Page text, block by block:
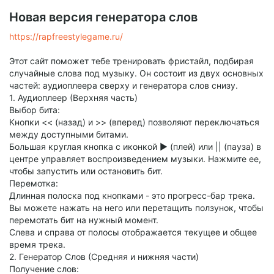
Новая версия генератора слов
https://rapfreestylegame.ru/
Этот сайт поможет тебе тренировать фристайл, подбирая
случайные слова под музыку. Он состоит из двух основных
частей: аудиоплеера сверху и генератора слов снизу.
1. Аудиоплеер (Верхняя часть)
Выбор бита:
Кнопки << (назад) и >> (вперед) позволяют переключаться
между доступными битами.
Большая круглая кнопка с иконкой ▶️ (плей) или || (пауза) в
центре управляет воспроизведением музыки. Нажмите ее,
чтобы запустить или остановить бит.
Перемотка:
Длинная полоска под кнопками - это прогресс-бар трека.
Вы можете нажать на него или перетащить ползунок, чтобы
перемотать бит на нужный момент.
Слева и справа от полосы отображается текущее и общее
время трека.
2. Генератор Слов (Средняя и нижняя части)
Получение слов: